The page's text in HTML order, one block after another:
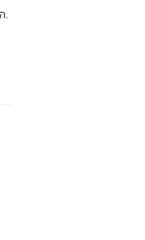
היחס הנכון הוא הדאגה לקשר ההדדי, להשפעה ההדדית.